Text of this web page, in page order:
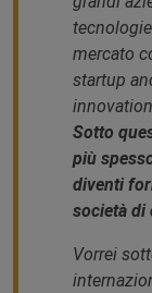
mercato
startup
Sotto
più
diventi
società di
Vorrei